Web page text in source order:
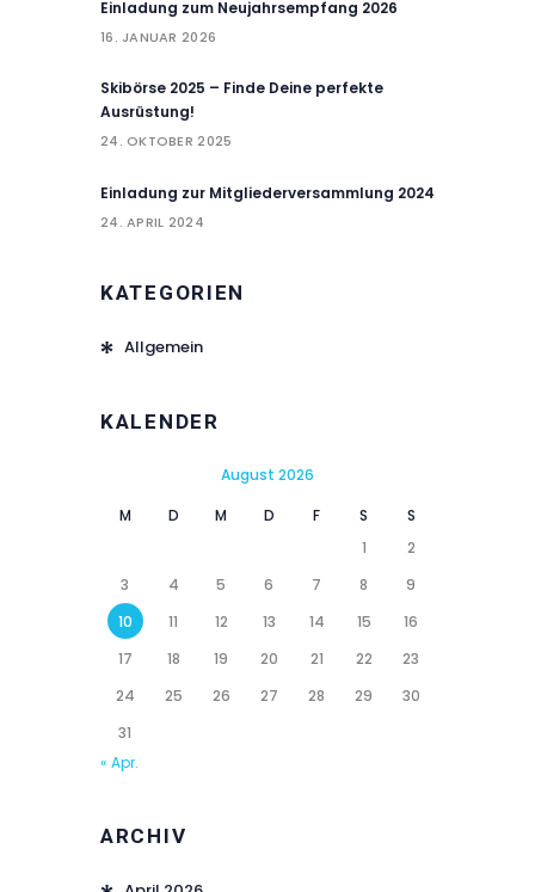
Einladung zum Neujahrsempfang 2026
16. JANUAR 2026
Skibörse 2025 – Finde Deine perfekte
Ausrüstung!
24. OKTOBER 2025
Einladung zur Mitgliederversammlung 2024
24. APRIL 2024
KATEGORIEN
Allgemein
KALENDER
August 2026
M D M D F S
S
1
2
3
4 5 6 7 8
9
10
11 12 13 14 15
16
17
18 19 20 21 22
23
24
25 26 27 28 29
30
31
« Apr.
ARCHIV